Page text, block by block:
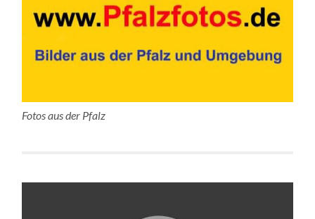
Fotos aus der Pfalz